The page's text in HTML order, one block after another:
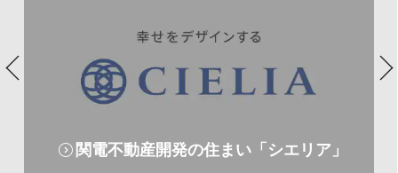
関電不動産開発の住まい「シエリア」